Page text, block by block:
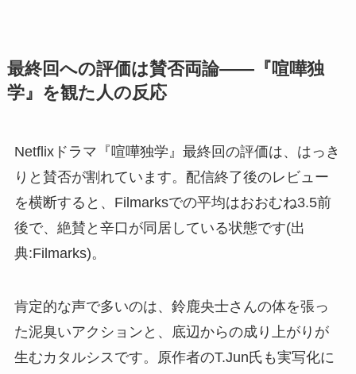
最終回への評価は賛否両論——『喧嘩独
学』を観た人の反応
Netflixドラマ『喧嘩独学』最終回の評価は、はっき
りと賛否が割れています。配信終了後のレビュー
を横断すると、Filmarksでの平均はおおむね3.5前
後で、絶賛と辛口が同居している状態です(出
典:Filmarks)。
肯定的な声で多いのは、鈴鹿央士さんの体を張っ
た泥臭いアクションと、底辺からの成り上がりが
生むカタルシスです。原作者のT.Jun氏も実写化に